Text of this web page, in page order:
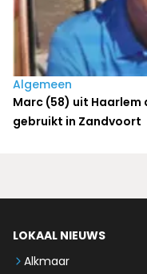
Algemeen
Marc (58) uit Haarlem
gebruikt in Zandvoort
LOKAAL NIEUWS
Alkmaar